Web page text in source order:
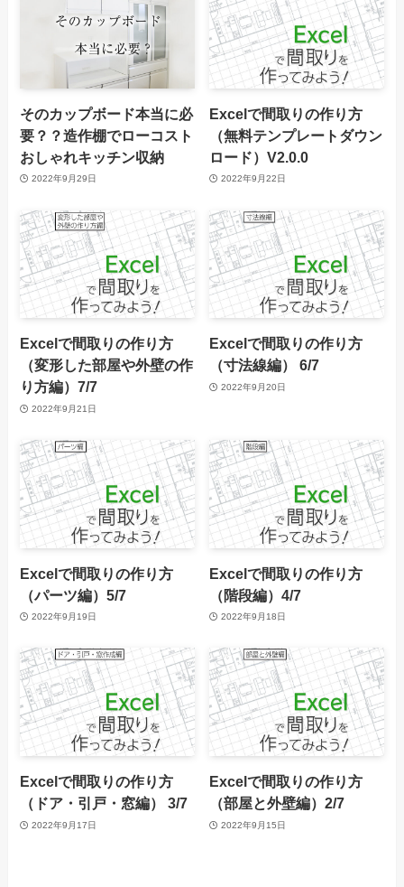
そのカップボード本当に必
要？？造作棚でローコスト
おしゃれキッチン収納
2022年9月29日
Excelで間取りの作り方
（無料テンプレートダウン
ロード）V2.0.0
2022年9月22日
Excelで間取りの作り方
（変形した部屋や外壁の作
り方編）7/7
2022年9月21日
Excelで間取りの作り方
（寸法線編） 6/7
2022年9月20日
Excelで間取りの作り方
（パーツ編）5/7
2022年9月19日
Excelで間取りの作り方
（階段編）4/7
2022年9月18日
Excelで間取りの作り方
（ドア・引戸・窓編） 3/7
2022年9月17日
Excelで間取りの作り方
（部屋と外壁編）2/7
2022年9月15日